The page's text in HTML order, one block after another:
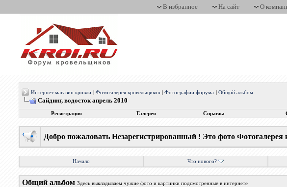
В избранное На сайт О
Интернет магазин кровли |Фотогалерея кровельщиков |Фотографии форума |Общий альбом
Сайдинг, водосток апрель 2010
Регистрация Галерея Справка
Добро пожаловать Незарегистрированный ! Это фото
Начало Что нового?
Общий альбом Здесь выкладываем чужие фото и картинки подсмотренные в интернете